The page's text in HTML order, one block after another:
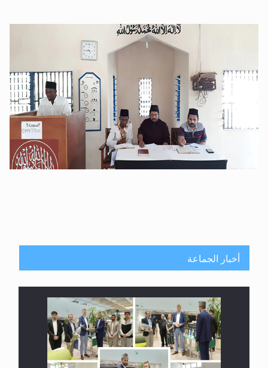
أخبار الجماعة